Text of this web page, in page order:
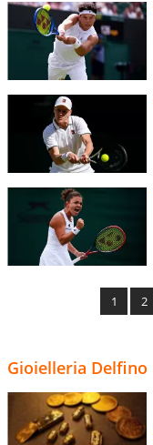
1 2
Gioielleria Delfino